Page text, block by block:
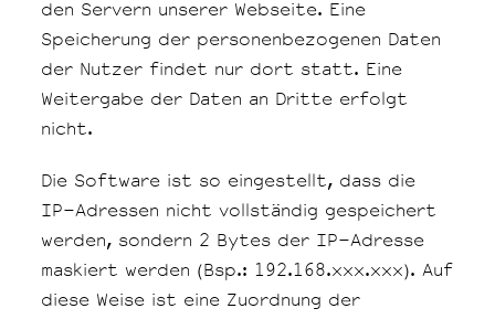
den Servern unserer Webseite. Eine
Speicherung der personenbezogenen Daten
der Nutzer findet nur dort statt. Eine
Weitergabe der Daten an Dritte erfolgt
nicht.
Die Software ist so eingestellt, dass die
IP-Adressen nicht vollständig gespeichert
werden, sondern 2 Bytes der IP-Adresse
maskiert werden (Bsp.: 192.168.xxx.xxx). Auf
diese Weise ist eine Zuordnung der